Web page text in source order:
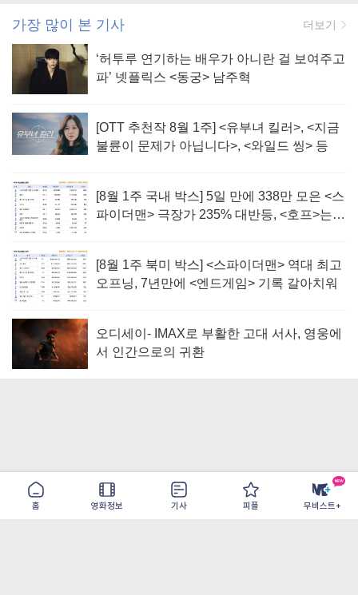
홈 영화정보 기사 피플 무비스트+
가장 많이 본 기사 더보기
‘허투루 연기하는 배우가 아니란 걸 보여주고
파’ 넷플릭스 <동궁> 남주혁
[OTT 추천작 8월 1주] <유부녀 킬러>, <지금
불륜이 문제가 아닙니다>, <와일드 씽> 등
[8월 1주 국내 박스] 5일 만에 338만 모은 <스
파이더맨> 극장가 235% 대반등, <호프>는
[8월 1주 북미 박스] <스파이더맨> 역대 최고
오프닝, 7년만에 <엔드게임> 기록 갈아치워
오디세이- IMAX로 부활한 고대 서사, 영웅에
서 인간으로의 귀환